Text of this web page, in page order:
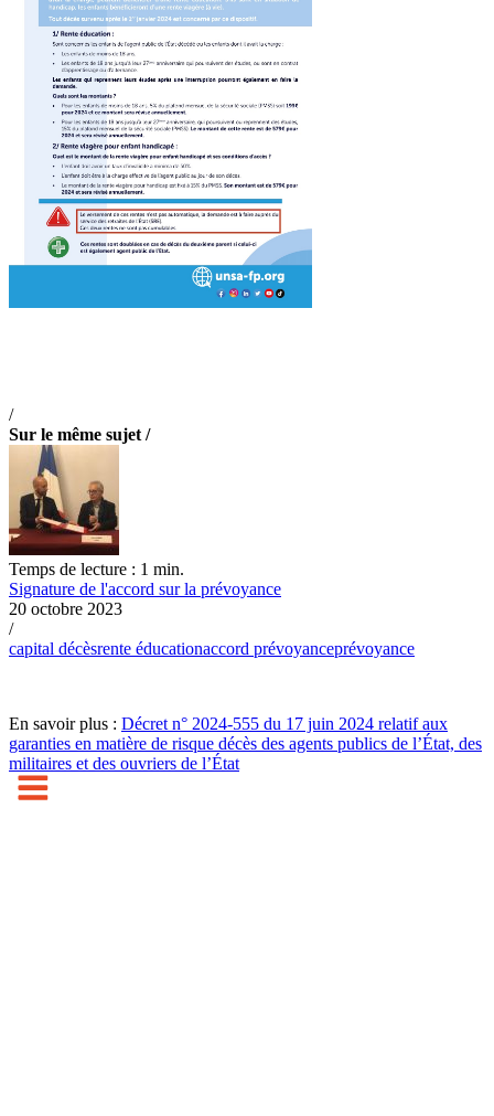
/
Sur le même sujet /
Temps de lecture : 1 min.
Signature de l'accord sur la prévoyance
20 octobre 2023
/
capital décèsrente éducationaccord prévoyanceprévoyance
En savoir plus : Décret n° 2024-555 du 17 juin 2024 relatif aux
garanties en matière de risque décès des agents publics de l’État, des
militaires et des ouvriers de l’État